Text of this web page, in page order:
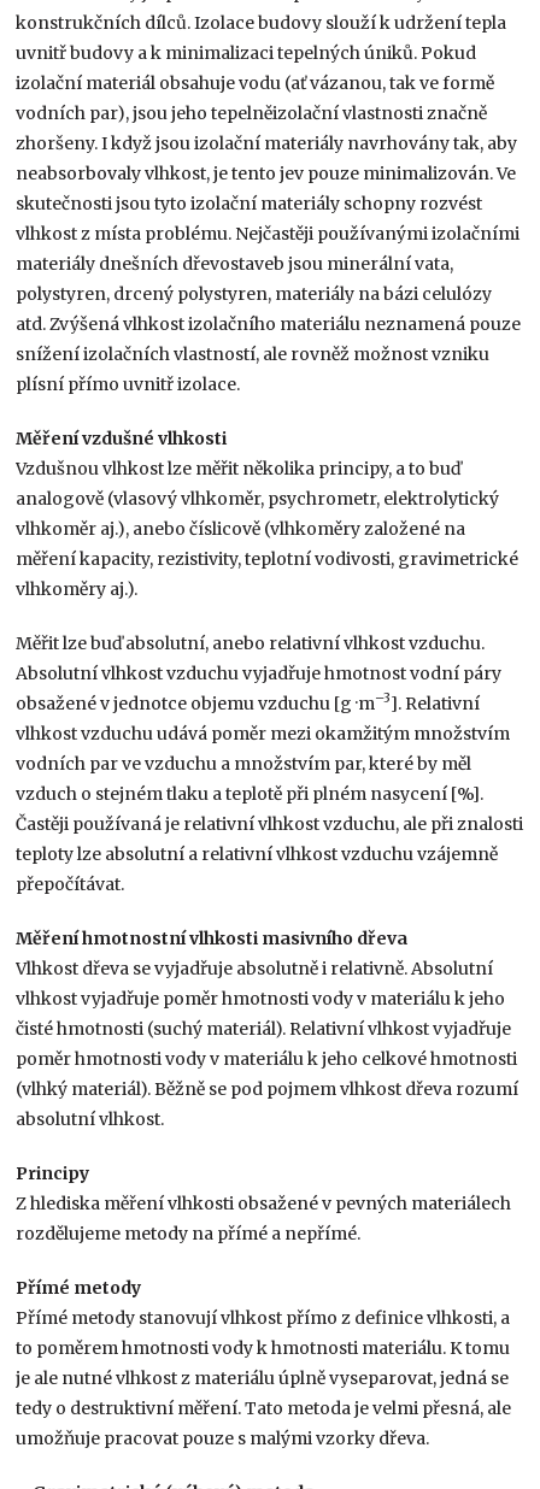
konstrukčních dílců. Izolace budovy slouží k udržení tepla
uvnitř budovy a k minimalizaci tepelných úniků. Pokud
izolační materiál obsahuje vodu (ať vázanou, tak ve formě
vodních par), jsou jeho tepelněizolační vlastnosti značně
zhoršeny. I když jsou izolační materiály navrhovány tak, aby
neabsorbovaly vlhkost, je tento jev pouze minimalizován. Ve
skutečnosti jsou tyto izolační materiály schopny rozvést
vlhkost z místa problému. Nejčastěji používanými izolačními
materiály dnešních dřevostaveb jsou minerální vata,
polystyren, drcený polystyren, materiály na bázi celulózy
atd. Zvýšená vlhkost izolačního materiálu neznamená pouze
snížení izolačních vlastností, ale rovněž možnost vzniku
plísní přímo uvnitř izolace.
Měření vzdušné vlhkosti
Vzdušnou vlhkost lze měřit několika principy, a to buď
analogově (vlasový vlhkoměr, psychrometr, elektrolytický
vlhkoměr aj.), anebo číslicově (vlhkoměry založené na
měření kapacity, rezistivity, teplotní vodivosti, gravimetrické
vlhkoměry aj.).
Měřit lze buď absolutní, anebo relativní vlhkost vzduchu.
Absolutní vlhkost vzduchu vyjadřuje hmotnost vodní páry
obsažené v jednotce objemu vzduchu [g ·m–3]. Relativní
vlhkost vzduchu udává poměr mezi okamžitým množstvím
vodních par ve vzduchu a množstvím par, které by měl
vzduch o stejném tlaku a teplotě při plném nasycení [%].
Častěji používaná je relativní vlhkost vzduchu, ale při znalosti
teploty lze absolutní a relativní vlhkost vzduchu vzájemně
přepočítávat.
Měření hmotnostní vlhkosti masivního dřeva
Vlhkost dřeva se vyjadřuje absolutně i relativně. Absolutní
vlhkost vyjadřuje poměr hmotnosti vody v materiálu k jeho
čisté hmotnosti (suchý materiál). Relativní vlhkost vyjadřuje
poměr hmotnosti vody v materiálu k jeho celkové hmotnosti
(vlhký materiál). Běžně se pod pojmem vlhkost dřeva rozumí
absolutní vlhkost.
Principy
Z hlediska měření vlhkosti obsažené v pevných materiálech
rozdělujeme metody na přímé a nepřímé.
Přímé metody
Přímé metody stanovují vlhkost přímo z definice vlhkosti, a
to poměrem hmotnosti vody k hmotnosti materiálu. K tomu
je ale nutné vlhkost z materiálu úplně vyseparovat, jedná se
tedy o destruktivní měření. Tato metoda je velmi přesná, ale
umožňuje pracovat pouze s malými vzorky dřeva.